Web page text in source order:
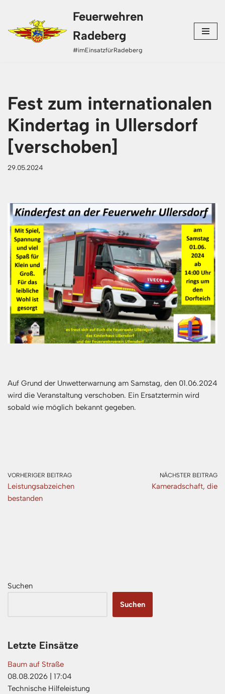
Zum
Inhalt
Feuerwehren
Radeberg
#imEinsatzfürRadeberg
Fest zum internationalen
Kindertag in Ullersdorf
[verschoben]
29.05.2024
Auf Grund der Unwetterwarnung am Samstag, den 01.06.2024
wird die Veranstaltung verschoben. Ein Ersatztermin wird
sobald wie möglich bekannt gegeben.
VORHERIGER BEITRAG
Leistungsabzeichen
bestanden
NÄCHSTER BEITRAG
Kameradschaft, die
Suchen
Suchen
Letzte Einsätze
Baum auf Straße
08.08.2026
17:04
Technische Hilfeleistung